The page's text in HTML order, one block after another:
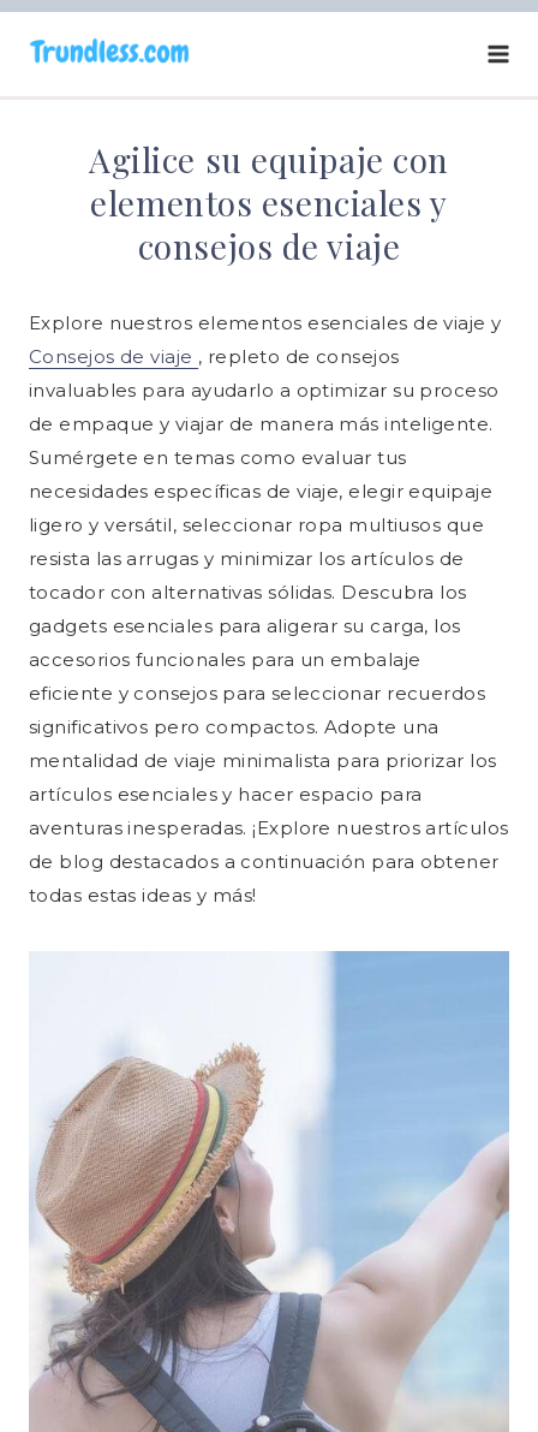
Saltar
Agilice su equipaje con
elementos esenciales y
consejos de viaje
Explore nuestros elementos esenciales de viaje y
Consejos de viaje , repleto de consejos
invaluables para ayudarlo a optimizar su proceso
de empaque y viajar de manera más inteligente.
Sumérgete en temas como evaluar tus
necesidades específicas de viaje, elegir equipaje
ligero y versátil, seleccionar ropa multiusos que
resista las arrugas y minimizar los artículos de
tocador con alternativas sólidas. Descubra los
gadgets esenciales para aligerar su carga, los
accesorios funcionales para un embalaje
eficiente y consejos para seleccionar recuerdos
significativos pero compactos. Adopte una
mentalidad de viaje minimalista para priorizar los
artículos esenciales y hacer espacio para
aventuras inesperadas. ¡Explore nuestros artículos
de blog destacados a continuación para obtener
todas estas ideas y más!